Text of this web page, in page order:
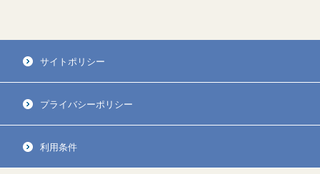
サイトポリシー
プライバシーポリシー
利用条件